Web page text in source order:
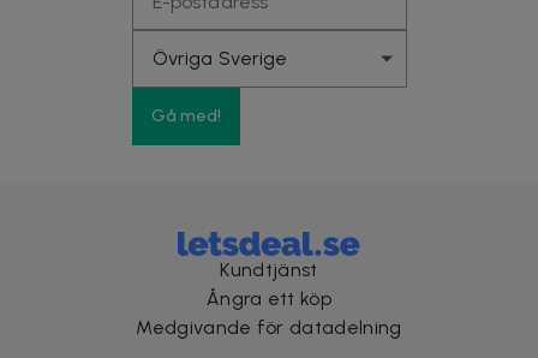
Gå med!
Kundtjänst
Ångra ett köp
Medgivande för datadelning